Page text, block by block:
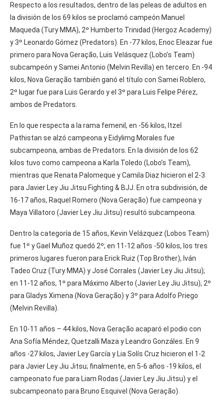
Respecto a los resultados, dentro de las peleas de adultos en
la división de los 69 kilos se proclamó campeón Manuel
Maqueda (Tury MMA), 2º Humberto Trinidad (Hergoz Academy)
y 3º Leonardo Gómez (Predators). En -77 kilos, Enoc Eleazar fue
primero para Nova Geração, Luis Velásquez (Lobo’s Team)
subcampeón y Samei Antonio (Melvin Revilla) en tercero. En -94
kilos, Nova Geração también ganó el título con Samei Roblero,
2º lugar fue para Luis Gerardo y el 3º para Luis Felipe Pérez,
ambos de Predators.
En lo que respecta a la rama femenil, en -56 kilos, Itzel
Pathistan se alzó campeona y Eidylimg Morales fue
subcampeona, ambas de Predators. En la división de los 62
kilos tuvo como campeona a Karla Toledo (Lobo’s Team),
mientras que Renata Palomeque y Camila Diaz hicieron el 2-3
para Javier Ley Jiu Jitsu Fighting & BJJ. En otra subdivisión, de
16-17 años, Raquel Romero (Nova Geração) fue campeona y
Maya Villatoro (Javier Ley Jiu Jitsu) resultó subcampeona.
Dentro la categoría de 15 años, Kevin Velázquez (Lobos Team)
fue 1º y Gael Muñoz quedó 2º; en 11-12 años -50 kilos, los tres
primeros lugares fueron para Erick Ruiz (Top Brother), Iván
Tadeo Cruz (Tury MMA) y José Corrales (Javier Ley Jiu Jitsu);
en 11-12 años, 1º para Máximo Alberto (Javier Ley Jiu Jitsu), 2º
para Gladys Ximena (Nova Geração) y 3º para Adolfo Priego
(Melvin Revilla).
En 10-11 años – 44 kilos, Nova Geração acaparó el podio con
Ana Sofía Méndez, Quetzalli Maza y Leandro Gonzáles. En 9
años -27 kilos, Javier Ley García y Lia Solís Cruz hicieron el 1-2
para Javier Ley Jiu Jitsu; finalmente, en 5-6 años -19 kilos, el
campeonato fue para Liam Rodas (Javier Ley Jiu Jitsu) y el
subcampeonato para Bruno Esquivel (Nova Geração).